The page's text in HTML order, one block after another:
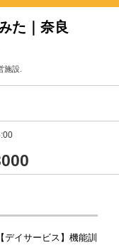
た｜奈良
施設.
【デイサービス】機能訓